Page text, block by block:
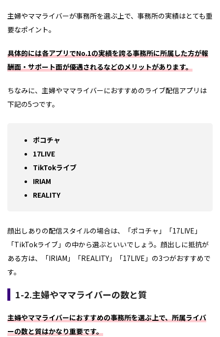
主婦やママライバーが事務所を選ぶ上で、事務所の実績はとても重
要なポイント。
具体的には各アプリでNo.1の実績を誇る事務所に所属した方が報
酬面・サポート面が優遇されるなどのメリットがあります。
ちなみに、主婦やママライバーにおすすめのライブ配信アプリは
下記の5つです。
ポコチャ
17LIVE
TikTokライブ
IRIAM
REALITY
顔出しありの配信スタイルの場合は、「ポコチャ」「17LIVE」
「TikTokライブ」の中から選ぶといいでしょう。顔出しに抵抗が
ある方は、「IRIAM」「REALITY」「17LIVE」の3つがおすすめで
す。
1-2.主婦やママライバーの数と質
主婦やママライバーにおすすめの事務所を選ぶ上で、所属ライバ
ーの数と質はかなり重要です。